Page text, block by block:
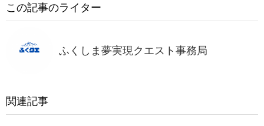
この記事のライター
ふくしま夢実現クエスト事務局
関連記事